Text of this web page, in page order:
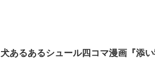
犬あるあるシュール四コマ漫画『添